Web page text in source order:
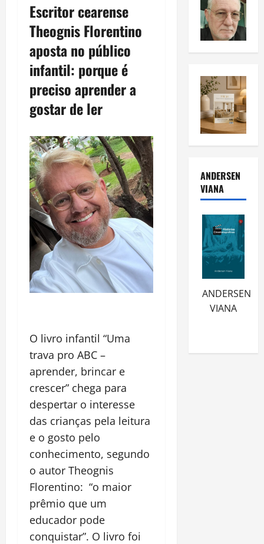
Escritor cearense
Theognis Florentino
aposta no público
infantil: porque é
preciso aprender a
gostar de ler
O livro infantil “Uma
trava pro ABC –
aprender, brincar e
crescer” chega para
despertar o interesse
das crianças pela leitura
e o gosto pelo
conhecimento, segundo
o autor Theognis
Florentino: “o maior
prêmio que um
educador pode
conquistar”. O livro foi
ANDERSEN
VIANA
ANDERSEN
VIANA